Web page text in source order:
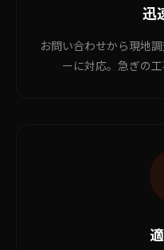
迅
お問い合わせから現地
ーに対応。急ぎの